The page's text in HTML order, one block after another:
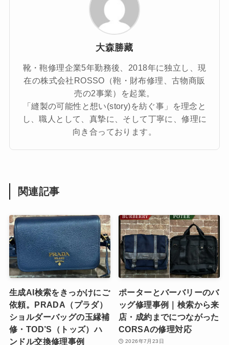
大森勝藏
靴・鞄修理企業5年勤務後、2018年に独立し、現
在の株式会社ROSSO（鞄・財布修理、古物商販
売の2事業）を起業。
「縫製の可能性と想い(story)を紡ぐ事」を理念と
し、職人として、真摯に、そして丁寧に、修理に
向き合っております。
関連記事
生成AI検索をきっかけにご
依頼。PRADA（プラダ）
ショルダーバッグの玉縁補
修・TOD’S（トッズ）ハ
ンドル交換修理事例
ポーターとバーバリーのバ
ッグ修理事例｜検索から来
店・成約までにつながった
CORSAの修理対応
2026年7月23日